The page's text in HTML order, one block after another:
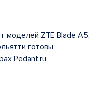
моделей ZTE Blade A5,
готовы
Pedant.ru,